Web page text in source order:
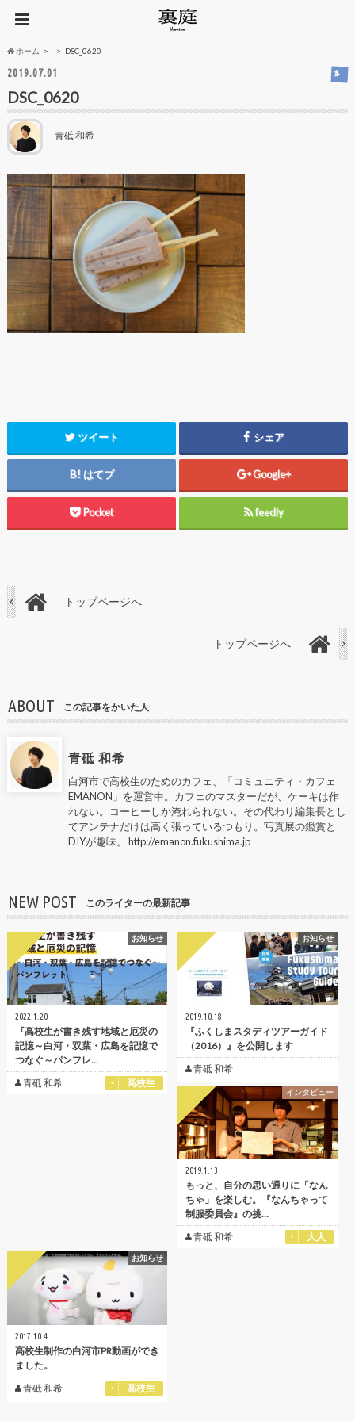
ホーム DSC_0620
2019.07.01
DSC_0620
青砥 和希
ツイート シェア
はてブ Google+
Pocket feedly
トップページへ
トップページへ
ABOUT この記事をかいた人
青砥 和希
白河市で高校生のためのカフェ、「コミュニティ・カフェ
EMANON」を運営中。カフェのマスターだが、ケーキは作
れない。コーヒーしか淹れられない。その代わり編集長とし
てアンテナだけは高く張っているつもり。写真展の鑑賞と
DIYが趣味。 http://emanon.fukushima.jp
NEW POST このライターの最新記事
お知らせ
2022.1.20
『高校生が書き残す地域と厄災の
記憶～白河・双葉・広島を記憶で
つなぐ～パンフレ…
青砥 和希
高校生
お知らせ
2019.10.18
『ふくしまスタディツアーガイド
（2016）』を公開します
青砥 和希
インタビュー
2019.1.13
もっと、自分の思い通りに「なん
ちゃ」を楽しむ。『なんちゃって
制服委員会』の挑…
青砥 和希
大人
お知らせ
2017.10.4
高校生制作の白河市PR動画ができ
ました。
青砥 和希
高校生